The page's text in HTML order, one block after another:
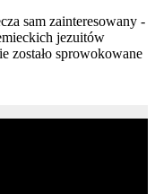
sam zainteresowany -
jezuitów
zostało sprowokowane